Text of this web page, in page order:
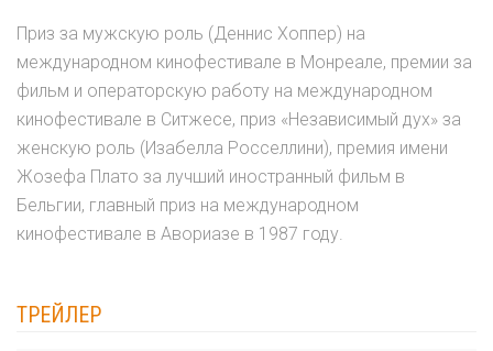
Приз за мужскую роль (Деннис Хоппер) на
международном кинофестивале в Монреале, премии за
фильм и операторскую работу на международном
кинофестивале в Ситжесе, приз «Независимый дух» за
женскую роль (Изабелла Росселлини), премия имени
Жозефа Плато за лучший иностранный фильм в
Бельгии, главный приз на международном
кинофестивале в Авориазе в 1987 году.
ТРЕЙЛЕР